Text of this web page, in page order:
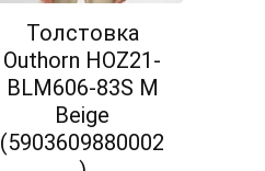
Толстовка
Outhorn HOZ21-
BLM606-83S M
Beige
(5903609880002